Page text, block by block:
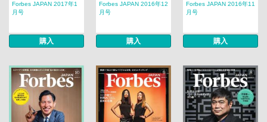
Forbes JAPAN 2017年1
月号
購入
Forbes JAPAN 2016年12
月号
購入
Forbes JAPAN 2016年11
月号
購入